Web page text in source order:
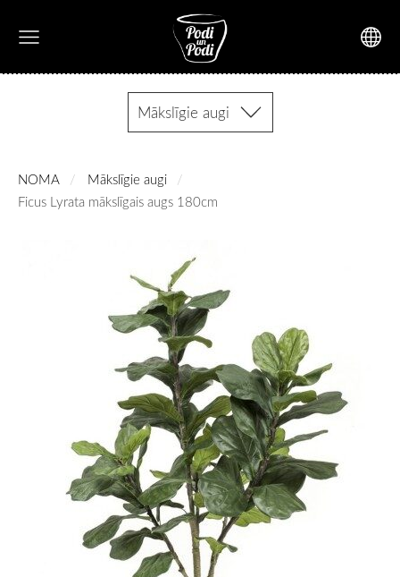
Mākslīgie augi
NOMA
Mākslīgie augi
Ficus Lyrata mākslīgais augs 180cm